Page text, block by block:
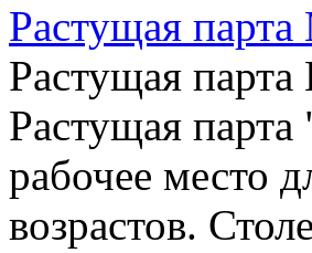
Растущая
Растущая
Растущая
рабочее место
возрастов.